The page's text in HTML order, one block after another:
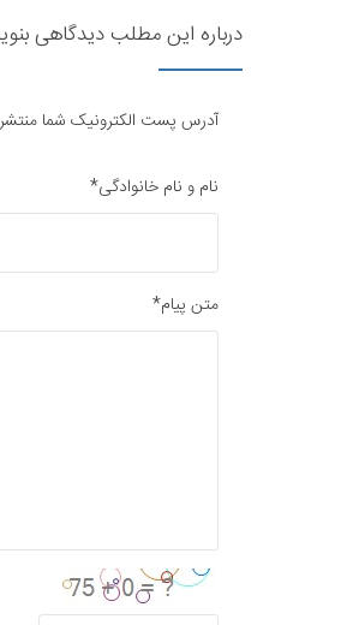
درباره این مطلب دیدگاهی
آدرس پست الکترونیک شما
نام و نام خانوادگی*
متن پیام*